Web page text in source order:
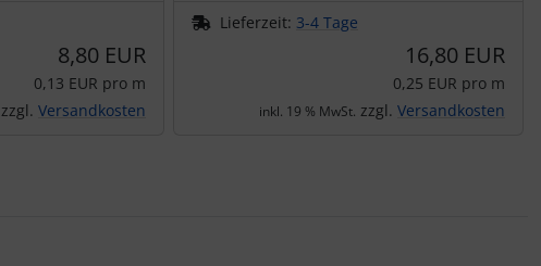
8,80 EUR
0,13 EUR pro m
zzgl. Versandkosten
Lieferzeit: 3-4 Tage
16,80 EUR
0,25 EUR pro m
inkl. 19 % MwSt. zzgl. Versandkosten